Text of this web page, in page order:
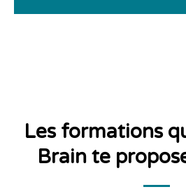
Les formations
Brain te